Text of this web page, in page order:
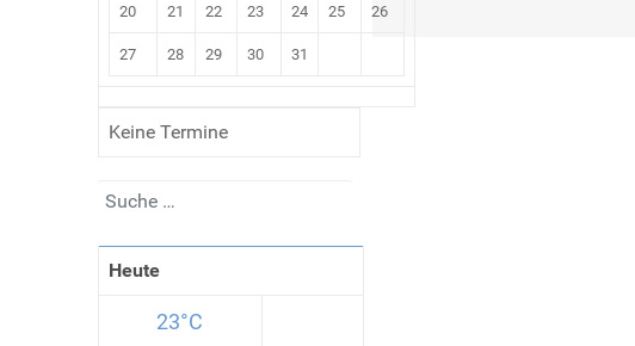
20 21 22 23 24 25 26
27 28 29 30 31
Keine Termine
Suchen
Heute
23°C